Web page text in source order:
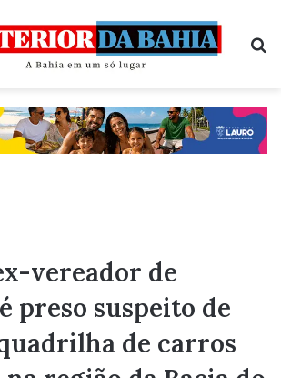
vereador de
preso suspeito de
de carros